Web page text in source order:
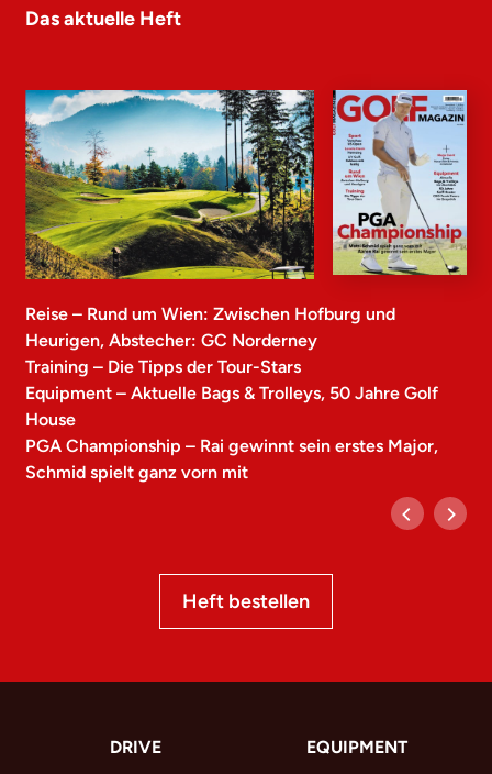
Das aktuelle Heft
Reise – Rund um Wien: Zwischen Hofburg und
Heurigen, Abstecher: GC Norderney
Training – Die Tipps der Tour-Stars
Equipment – Aktuelle Bags & Trolleys, 50 Jahre Golf
House
PGA Championship – Rai gewinnt sein erstes Major,
Schmid spielt ganz vorn mit
Heft bestellen
DRIVE EQUIPMENT